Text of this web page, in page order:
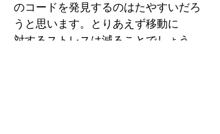
のコードを発見するのはたやすいだろ
うと思います。とりあえず移動に
対するストレスは減ることでしょう。